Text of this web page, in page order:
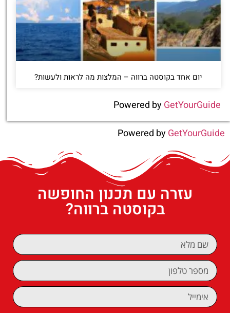
יום אחד בקוסטה ברווה – המלצות מה לראות ולעשות?
Powered byGetYourGuide
Powered byGetYourGuide
עזרה עם תכנון החופשה
בקוסטה ברווה?